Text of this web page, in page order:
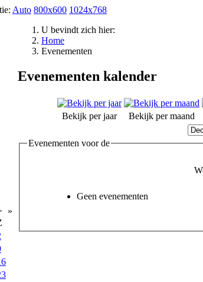
Auto 800x600 1024x768
»
U bevindt zich hier:
Home
Evenementen
Evenementen kalender
Bekijk per jaar Bekijk per maand
Evenementen voor de
Geen evenementen